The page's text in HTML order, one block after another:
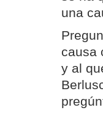
una
causa
y al